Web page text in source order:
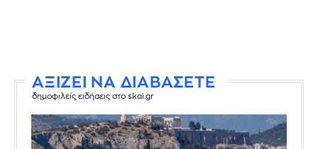
ΑΞΙΖΕΙ ΝΑ ΔΙΑΒΑΣΕΤΕ
δημοφιλείς ειδήσεις στο skai.gr